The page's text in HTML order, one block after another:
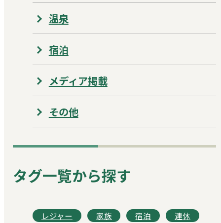
温泉
宿泊
メディア掲載
その他
タグ一覧から探す
レジャー 家族 宿泊 連休